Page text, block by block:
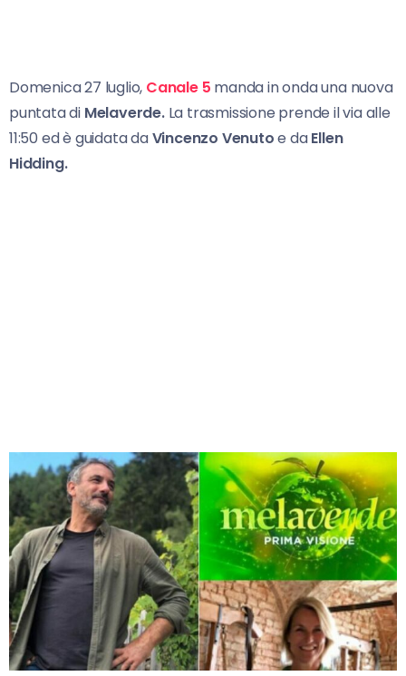
Domenica 27 luglio, Canale 5 manda in onda una nuova
puntata di Melaverde.La trasmissione prende il via alle
11:50 ed è guidata daVincenzo Venutoe daEllen
Hidding.